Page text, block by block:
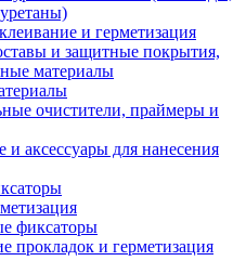
и герметизация
и защитные покрытия,
материалы
очистители, праймеры и
и аксессуары для нанесения
фиксаторы
прокладок и герметизация